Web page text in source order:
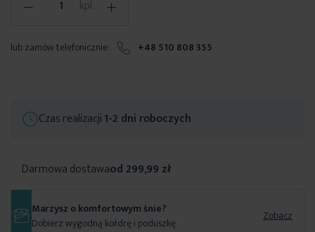
- kpl. +
lub zamów telefonicznie: +48 510 808 355
Czas realizacji1-2 dni roboczych
Darmowa dostawaod 299,99 zł
Marzysz o komfortowym śnie?
Dobierz wygodną kołdrę i poduszkę
Zobacz